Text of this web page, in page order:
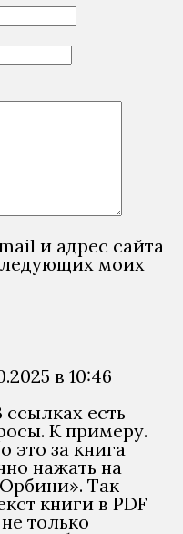
и адрес сайта
моих
в 10:46
есть
К примеру.
это за книга
нажать на
Так
книги в PDF
только